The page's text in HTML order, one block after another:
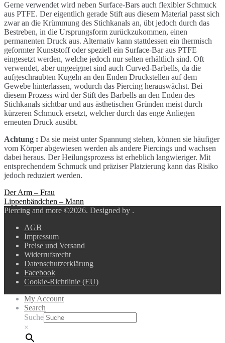
Gerne verwendet wird neben Surface-Bars auch flexibler Schmuck
aus PTFE. Der eigentlich gerade Stift aus diesem Material passt sich
zwar an die Krümmung des Stichkanals an, übt jedoch durch das
Bestreben, in die Ursprungsform zurückzukommen, einen
permanenten Druck aus. Alternativ kann stattdessen ein thermisch
geformter Kunststoff oder speziell ein Surface-Bar aus PTFE
eingesetzt werden, welche jedoch nur selten erhältlich sind. Oft
verwendet, aber ungeeignet sind auch Curved-Barbells, da die
aufgeschraubten Kugeln an den Enden Druckstellen auf dem
Gewebe hinterlassen, wodurch das Piercing herauswächst. Bei
diesem Prozess wird der Stift des Barbells an den Enden des
Stichkanals sichtbar und aus ästhetischen Gründen meist durch
kürzeren Schmuck ersetzt, welcher durch das enge Anliegen
erneuten Druck ausübt.
Achtung : Da sie meist unter Spannung stehen, können sie häufiger
vom Körper abgewiesen werden als andere Piercings und wachsen
dabei heraus. Der Heilungsprozess ist erheblich langwieriger. Mit
entsprechendem Schmuck und präziser Platzierung kann das Risiko
jedoch reduziert werden.
Beitragsnavigation
Der Arm – Frau
Lippenbändchen – Mann
Piercing and more ©2026. Designed by .
AGB
Impressum
Preise und Versand
Widerrufsrecht
Datenschutzerklärung
Facebook
Cookie-Richtlinie (EU)
My Account
Search
Suche
×